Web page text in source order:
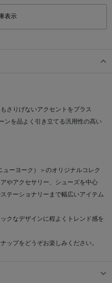
表示
さりげないアクセントをプラス
ンを品よく引き立てる汎用性の高い
ューヨーク）＞のオリジナルコレク
やアクセサリー、シューズを中心
テーショナリーまで幅広いアイテム
クなデザインに程よくトレンド感を
ップをどうぞお楽しみください。